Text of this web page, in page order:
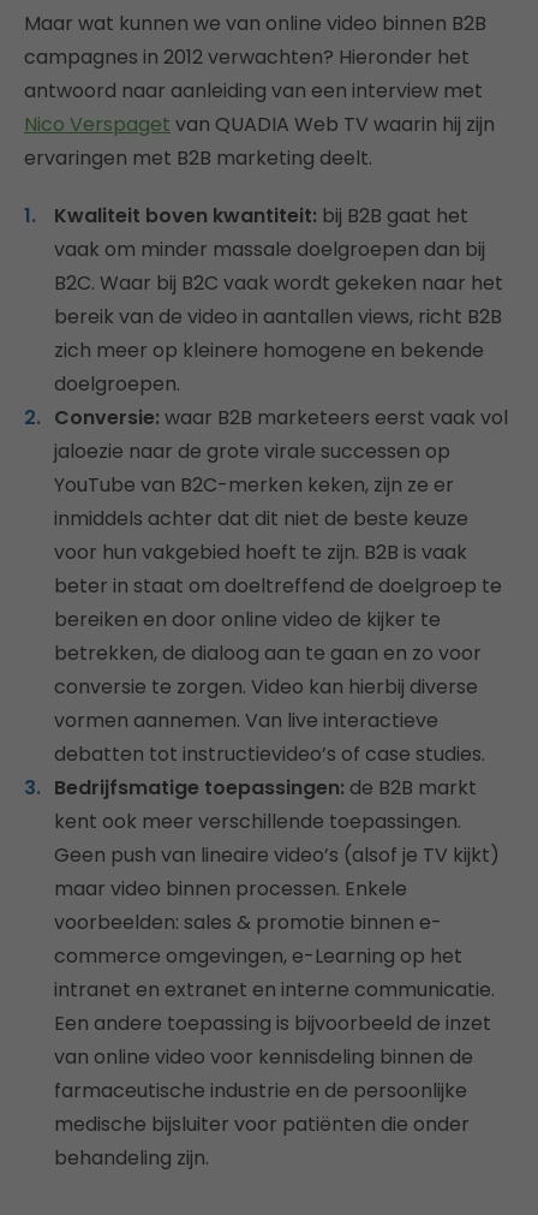
Maar wat kunnen we van online video binnen B2B
campagnes in 2012 verwachten? Hieronder het
antwoord naar aanleiding van een interview met
Nico Verspaget van QUADIA Web TV waarin hij zijn
ervaringen met B2B marketing deelt.
Kwaliteit boven kwantiteit: bij B2B gaat het
vaak om minder massale doelgroepen dan bij
B2C. Waar bij B2C vaak wordt gekeken naar het
bereik van de video in aantallen views, richt B2B
zich meer op kleinere homogene en bekende
doelgroepen.
Conversie: waar B2B marketeers eerst vaak vol
jaloezie naar de grote virale successen op
YouTube van B2C-merken keken, zijn ze er
inmiddels achter dat dit niet de beste keuze
voor hun vakgebied hoeft te zijn. B2B is vaak
beter in staat om doeltreffend de doelgroep te
bereiken en door online video de kijker te
betrekken, de dialoog aan te gaan en zo voor
conversie te zorgen. Video kan hierbij diverse
vormen aannemen. Van live interactieve
debatten tot instructievideo’s of case studies.
Bedrijfsmatige toepassingen: de B2B markt
kent ook meer verschillende toepassingen.
Geen push van lineaire video’s (alsof je TV kijkt)
maar video binnen processen. Enkele
voorbeelden: sales & promotie binnen e-
commerce omgevingen, e-Learning op het
intranet en extranet en interne communicatie.
Een andere toepassing is bijvoorbeeld de inzet
van online video voor kennisdeling binnen de
farmaceutische industrie en de persoonlijke
medische bijsluiter voor patiënten die onder
behandeling zijn.